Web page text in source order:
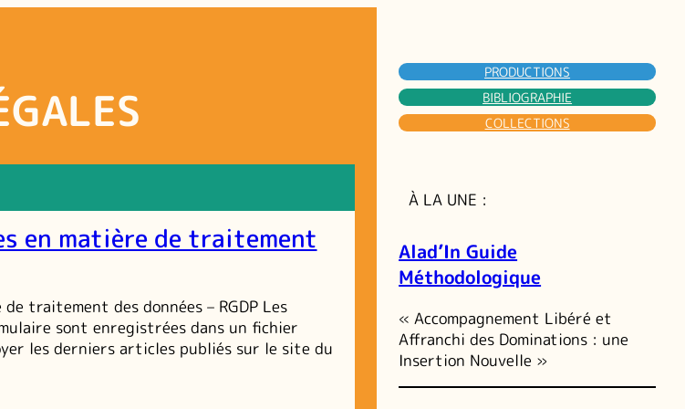
en matière de traitement
traitement des données – RGDP Les
sont enregistrées dans un fichier
les derniers articles publiés sur le site du
PRODUCTIONS
BIBLIOGRAPHIE
COLLECTIONS
À LA UNE :
Alad’In Guide
Méthodologique
« Accompagnement Libéré et
Affranchi des Dominations : une
Insertion Nouvelle »